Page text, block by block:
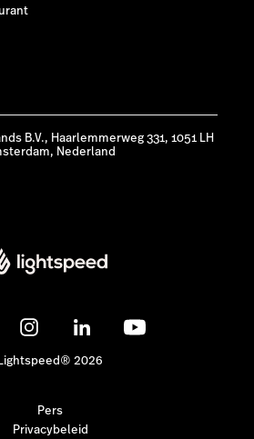
B.V., Haarlemmerweg 331, 1051 LH
Nederland
2026
Pers
Privacybeleid